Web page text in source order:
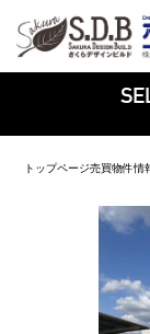
トップページ売買物件情